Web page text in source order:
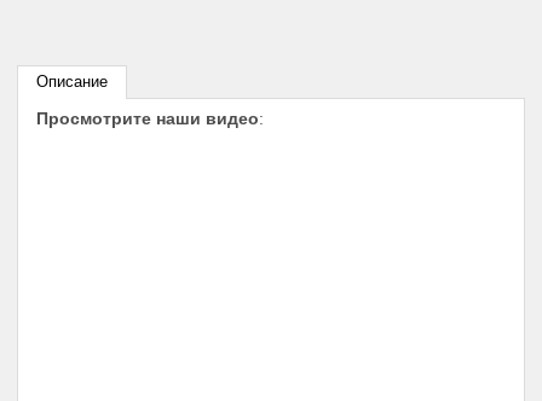
Описание
Просмотрите наши видео: